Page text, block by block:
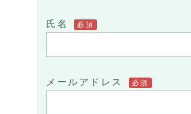
氏名 必須
メールアドレス 必須